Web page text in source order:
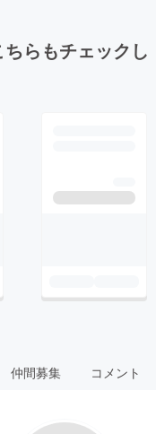
らもチェックし
仲間募集 コメント